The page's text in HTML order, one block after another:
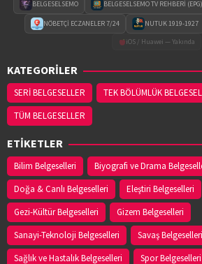
BELGESELSEMO BELGESELSEMO TV REHBERİ (EPG)
NÖBETÇİ ECZANELER 7/24 NUTUK 1919-1927
iOS / Huawei — Yakında
KATEGORİLER
SERİ BELGESELLER
TEK BÖLÜMLÜK
TÜM BELGESELLER
ETİKETLER
Bilim Belgeselleri Biyografi ve Drama
Doğa & Canlı Belgeselleri
Eleştiri Belgeselleri
Gezi-Kültür Belgeselleri
Gizem Belgeselleri
Sanayi-Teknoloji Belgeselleri
Savaş Belgeselleri
Sağlık ve Hastalık Belgeselleri
Spor Belgeselleri